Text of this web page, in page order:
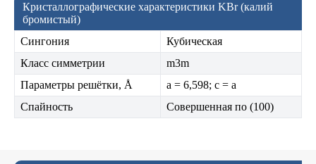
Кристаллографические характеристики KBr (калий
бромистый)
Сингония
Кубическая
Класс симметрии
m3m
Параметры решётки, Å
a = 6,598; c = a
Спайность
Совершенная по (100)